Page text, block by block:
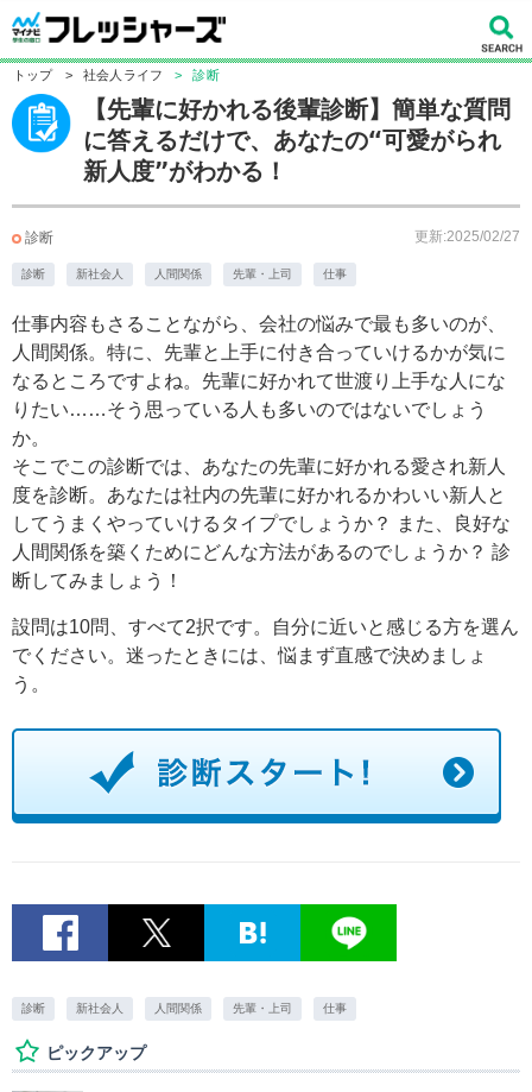
トップ > 社会人ライフ > 診断
【先輩に好かれる後輩診断】簡単な質問
に答えるだけで、あなたの“可愛がられ
新人度”がわかる！
診断 更新:2025/02/27
診断 新社会人 人間関係 先輩・上司 仕事
仕事内容もさることながら、会社の悩みで最も多いのが、
人間関係。特に、先輩と上手に付き合っていけるかが気に
なるところですよね。先輩に好かれて世渡り上手な人にな
りたい……そう思っている人も多いのではないでしょう
か。
そこでこの診断では、あなたの先輩に好かれる愛され新人
度を診断。あなたは社内の先輩に好かれるかわいい新人と
してうまくやっていけるタイプでしょうか？ また、良好な
人間関係を築くためにどんな方法があるのでしょうか？ 診
断してみましょう！
設問は10問、すべて2択です。自分に近いと感じる方を選ん
でください。迷ったときには、悩まず直感で決めましょ
う。
診断 新社会人 人間関係 先輩・上司 仕事
ピックアップ